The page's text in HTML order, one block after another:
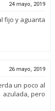
24 mayo, 2019
fijo y aguanta
26 mayo, 2019
un poco al
azulada, pero